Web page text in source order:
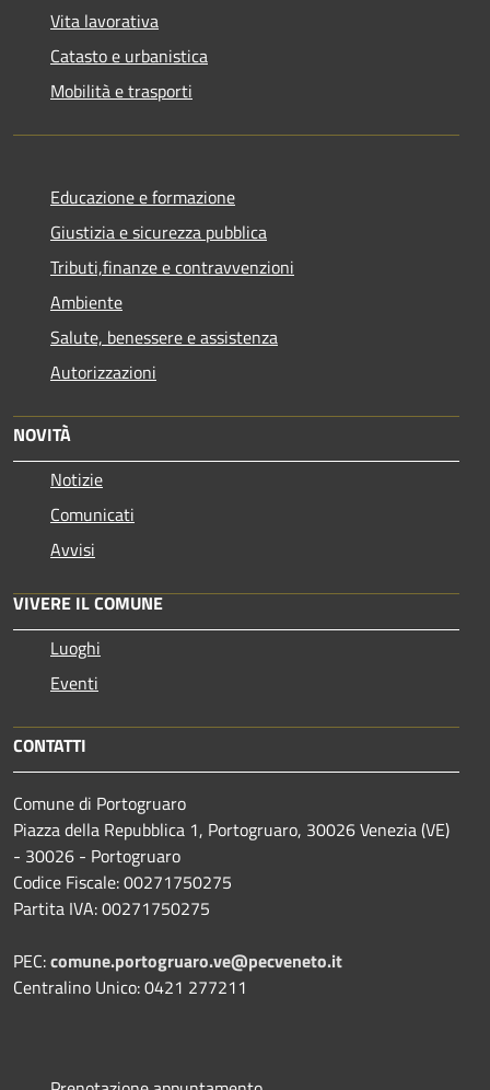
Vita lavorativa
Catasto e urbanistica
Mobilità e trasporti
Educazione e formazione
Giustizia e sicurezza pubblica
Tributi,finanze e contravvenzioni
Ambiente
Salute, benessere e assistenza
Autorizzazioni
NOVITÀ
Notizie
Comunicati
Avvisi
VIVERE IL COMUNE
Luoghi
Eventi
CONTATTI
Comune di Portogruaro
Piazza della Repubblica 1, Portogruaro, 30026 Venezia (VE)
- 30026 - Portogruaro
Codice Fiscale: 00271750275
Partita IVA: 00271750275
PEC:comune.portogruaro.ve@pecveneto.it
Centralino Unico: 0421 277211